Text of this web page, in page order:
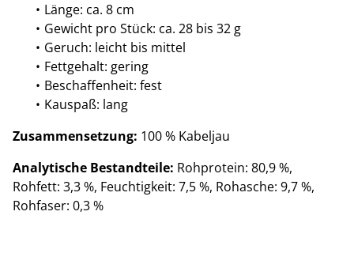
Länge: ca. 8 cm
Gewicht pro Stück: ca. 28 bis 32 g
Geruch: leicht bis mittel
Fettgehalt: gering
Beschaffenheit: fest
Kauspaß: lang
Zusammensetzung: 100 % Kabeljau
Analytische Bestandteile: Rohprotein: 80,9 %,
Rohfett: 3,3 %, Feuchtigkeit: 7,5 %, Rohasche: 9,7 %,
Rohfaser: 0,3 %